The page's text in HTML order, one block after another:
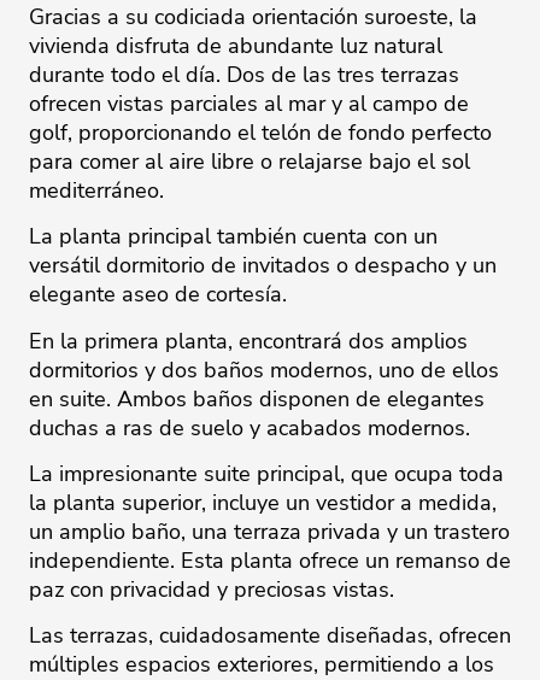
Gracias a su codiciada orientación suroeste, la
vivienda disfruta de abundante luz natural
durante todo el día. Dos de las tres terrazas
ofrecen vistas parciales al mar y al campo de
golf, proporcionando el telón de fondo perfecto
para comer al aire libre o relajarse bajo el sol
mediterráneo.
La planta principal también cuenta con un
versátil dormitorio de invitados o despacho y un
elegante aseo de cortesía.
En la primera planta, encontrará dos amplios
dormitorios y dos baños modernos, uno de ellos
en suite. Ambos baños disponen de elegantes
duchas a ras de suelo y acabados modernos.
La impresionante suite principal, que ocupa toda
la planta superior, incluye un vestidor a medida,
un amplio baño, una terraza privada y un trastero
independiente. Esta planta ofrece un remanso de
paz con privacidad y preciosas vistas.
Las terrazas, cuidadosamente diseñadas, ofrecen
múltiples espacios exteriores, permitiendo a los